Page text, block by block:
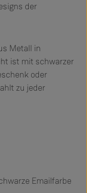
der
Metall in
ist mit schwarzer
oder
zu jeder
Emailfarbe